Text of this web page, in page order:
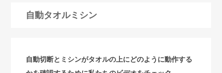
自動タオルミシン
自動切断とミシンがタオルの上にどのように動作する